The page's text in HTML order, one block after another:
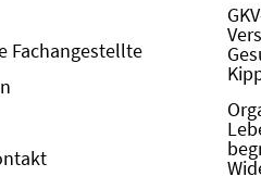
Fachangestellte